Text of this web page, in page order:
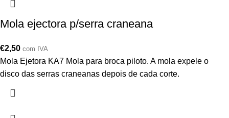
Mola ejectora p/serra craneana
€2,50 com IVA
Mola Ejetora KA7 Mola para broca piloto. A mola expele o
disco das serras craneanas depois de cada corte.